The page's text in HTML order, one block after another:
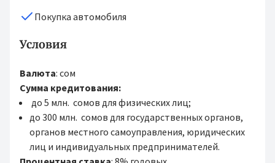
Покупка автомобиля
Условия
Валюта: сом
Сумма кредитования:
до 5 млн. сомов для физических лиц;
до 300 млн. сомов для государственных органов,
органов местного самоуправления, юридических
лиц и индивидуальных предпринимателей.